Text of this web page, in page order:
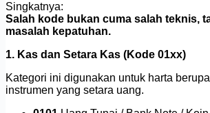
Singkatnya:
Salah kode bukan cuma salah teknis,
masalah kepatuhan.
1. Kas dan Setara Kas (Kode 01xx)
Kategori ini digunakan untuk harta
instrumen yang setara uang.